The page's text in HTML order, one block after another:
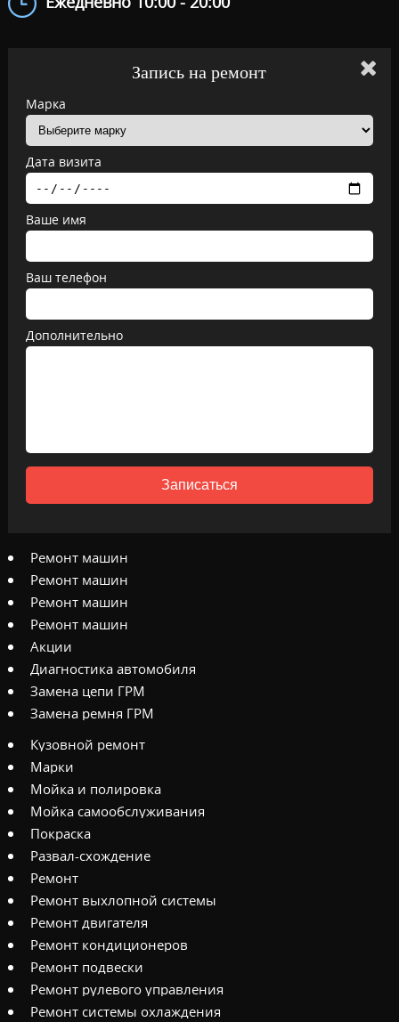
Запись на ремонт
Марка
Дата визита
Ваше имя
Ваш телефон
Дополнительно
Записаться
Ремонт машин
Ремонт машин
Ремонт машин
Ремонт машин
Акции
Диагностика автомобиля
Замена цепи ГРМ
Замена ремня ГРМ
Кузовной ремонт
Марки
Мойка и полировка
Мойка самообслуживания
Покраска
Развал-схождение
Ремонт
Ремонт выхлопной системы
Ремонт двигателя
Ремонт кондиционеров
Ремонт подвески
Ремонт рулевого управления
Ремонт системы охлаждения